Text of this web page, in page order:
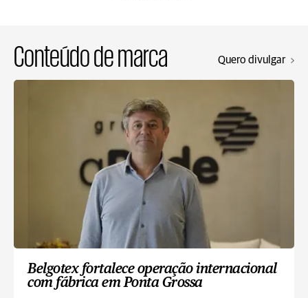
Conteúdo de marca Quero divulgar
Belgotex fortalece operação internacional
com fábrica em Ponta Grossa